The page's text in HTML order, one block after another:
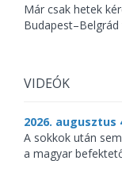
Már csak hetek
VIDEÓK
2026. augusztus
A sokkok után
a magyar